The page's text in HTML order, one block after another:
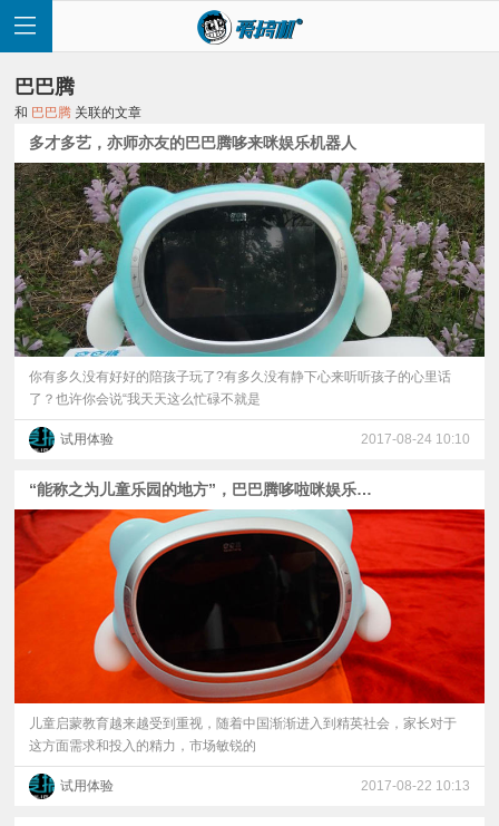
首
页
快
评
视
频
普
巴巴腾
和 巴巴腾 关联的文章
多才多艺，亦师亦友的巴巴腾哆来咪娱乐机器人
你有多久没有好好的陪孩子玩了?有多久没有静下心来听听孩子的心里话
了？也许你会说“我天天这么忙碌不就是
试用体验 2017-08-24 10:10
“能称之为儿童乐园的地方”，巴巴腾哆啦咪娱乐机器人体验
儿童启蒙教育越来越受到重视，随着中国渐渐进入到精英社会，家长对于
这方面需求和投入的精力，市场敏锐的
试用体验 2017-08-22 10:13